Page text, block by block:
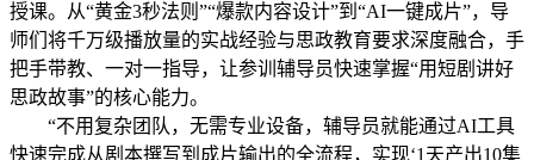
授课。从“黄金3秒法则”“爆款内容设计”到“AI一键成片”，导
师们将千万级播放量的实战经验与思政教育要求深度融合，手
把手带教、一对一指导，让参训辅导员快速掌握“用短剧讲好
思政故事”的核心能力。
“不用复杂团队，无需专业设备，辅导员就能通过AI工具
快速完成从剧本撰写到成片输出的全流程，实现‘1天产出10集